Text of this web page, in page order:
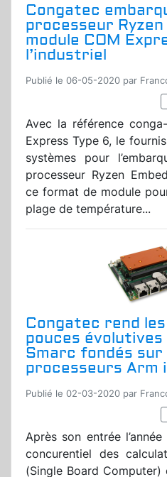
Congatec
processeur Ryzen
module COM
l’industriel
Publié le 06-05-2020 par
Avec la référence
Express Type 6, le
systèmes pour
processeur Ryzen
ce format de module
plage de température...
Congatec rend
pouces évolutives
Smarc fondés sur
processeurs Arm
Publié le 02-03-2020 par
Après son entrée
concurentiel des
(Single Board